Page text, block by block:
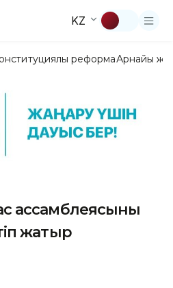
KZ
реформаАрнайы
ассамблеясының
жатыр